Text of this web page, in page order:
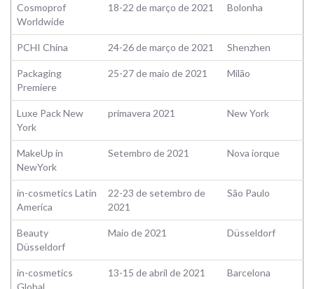
Cosmoprof
Worldwide
18-22 de março de 2021 Bolonha
PCHI China 24-26 de março de 2021 Shenzhen
Packaging
Premiere
25-27 de maio de 2021 Milão
Luxe Pack New
York
primavera 2021 New York
MakeUp in
NewYork
Setembro de 2021 Nova iorque
in-cosmetics Latin
America
22-23 de setembro de
2021
São Paulo
Beauty
Düsseldorf
Maio de 2021 Düsseldorf
in-cosmetics
Global
13-15 de abril de 2021 Barcelona